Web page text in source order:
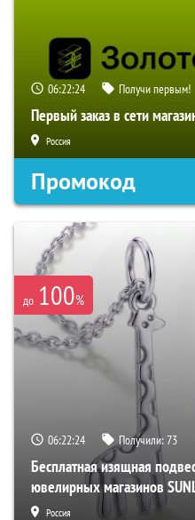
06:22:22 Получи первым!
Первый заказ в сети
Россия
Промокод
до 100%
06:22:22 Получили:73
Бесплатная изящная
ювелирных магазинов
Россия